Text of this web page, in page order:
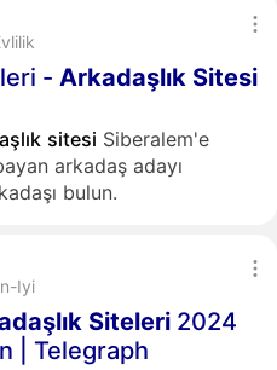
- Arkadaşlık Sitesi
sitesi Siberalem'e
arkadaş adayı
bulun.
Iyi
Siteleri 2024
| Telegraph